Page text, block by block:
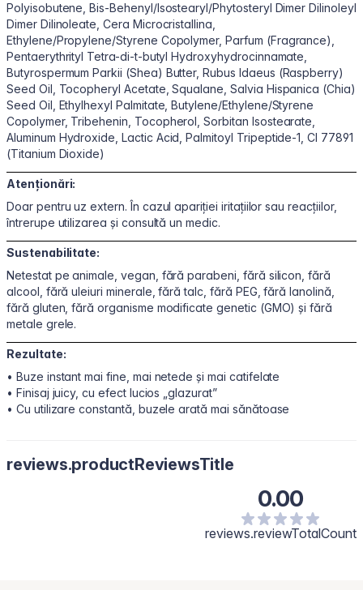
Polyisobutene, Bis-Behenyl/Isostearyl/Phytosteryl Dimer Dilinoleyl
Dimer Dilinoleate, Cera Microcristallina,
Ethylene/Propylene/Styrene Copolymer, Parfum (Fragrance),
Pentaerythrityl Tetra-di-t-butyl Hydroxyhydrocinnamate,
Butyrospermum Parkii (Shea) Butter, Rubus Idaeus (Raspberry)
Seed Oil, Tocopheryl Acetate, Squalane, Salvia Hispanica (Chia)
Seed Oil, Ethylhexyl Palmitate, Butylene/Ethylene/Styrene
Copolymer, Tribehenin, Tocopherol, Sorbitan Isostearate,
Aluminum Hydroxide, Lactic Acid, Palmitoyl Tripeptide-1, CI 77891
(Titanium Dioxide)
Atenționări:
Doar pentru uz extern. În cazul apariției iritațiilor sau reacțiilor,
întrerupe utilizarea și consultă un medic.
Sustenabilitate:
Netestat pe animale, vegan, fără parabeni, fără silicon, fără
alcool, fără uleiuri minerale, fără talc, fără PEG, fără lanolină,
fără gluten, fără organisme modificate genetic (GMO) și fără
metale grele.
Rezultate:
• Buze instant mai fine, mai netede și mai catifelate
• Finisaj juicy, cu efect lucios „glazurat”
• Cu utilizare constantă, buzele arată mai sănătoase
reviews.productReviewsTitle
0.00
reviews.reviewTotalCount